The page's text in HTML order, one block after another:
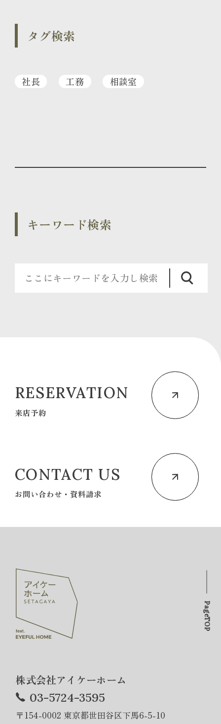
タグ検索
社長 工務 相談室
キーワード検索
RESERVATION
来店予約
CONTACT US
お問い合わせ・資料請求
株式会社アイケーホーム
03-5724-3595
〒154-0002 東京都世田谷区下馬6-5-10
PageTOP